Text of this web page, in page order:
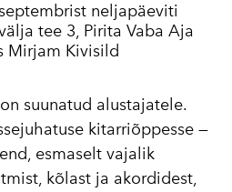
neljapäeviti
tee 3, Pirita Vaba Aja
Mirjam Kivisild
suunatud alustajatele.
kitarriõppesse —
esmaselt vajalik
kõlast ja akordidest,